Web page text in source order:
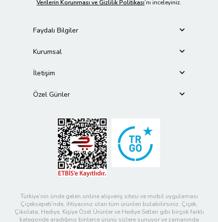
Verilerin Korunması ve Gizlilik Politikası’nı inceleyiniz.
Faydalı Bilgiler
Kurumsal
İletişim
Özel Günler
Türkiye’nin önde gelen online alışveriş sitesi ve mobil uygulaması
Çiçeksepeti’nde, ihtiyacınız olan tüm ürünleri bulabilirsiniz. Çiçek,
Çikolata, Hediye, Kişiye Özel Ürünler ve Hediye Setleri gibi birçok farklı
kategoride aradığınız binlerce ürünü sizlere sunuyor ve zamanında